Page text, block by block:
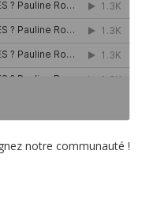
notre communauté !